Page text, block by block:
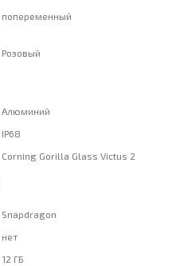
попеременный
Розовый
Алюминий
IP68
Corning Gorilla Glass Victus 2
Snapdragon
нет
12 ГБ